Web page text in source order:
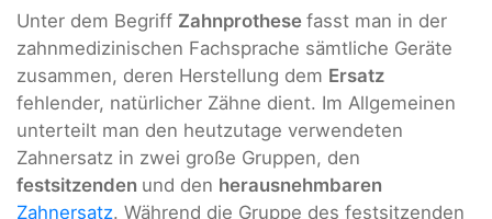
Unter dem Begriff Zahnprothese fasst man in der
zahnmedizinischen Fachsprache sämtliche Geräte
zusammen, deren Herstellung dem Ersatz
fehlender, natürlicher Zähne dient. Im Allgemeinen
unterteilt man den heutzutage verwendeten
Zahnersatz in zwei große Gruppen, den
festsitzenden und den herausnehmbaren
Zahnersatz. Während die Gruppe des festsitzenden